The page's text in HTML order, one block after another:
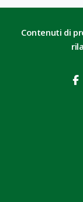
Contenuti di